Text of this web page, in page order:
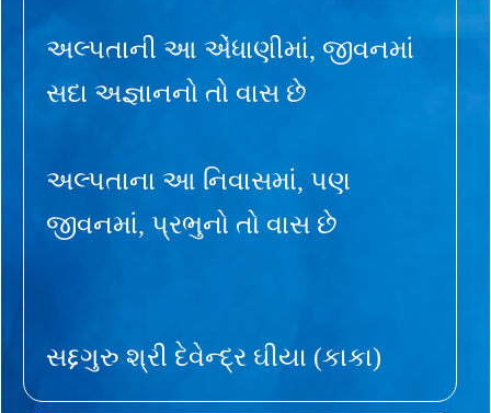
અલ્પતાની આ એંધાણીમાં, જીવનમાં
સદા અજ્ઞાનનો તો વાસ છે
અલ્પતાના આ નિવાસમાં, પણ
જીવનમાં, પ્રભુનો તો વાસ છે
સદ્દગુરુ શ્રી દેવેન્દ્ર ઘીયા (કાકા)